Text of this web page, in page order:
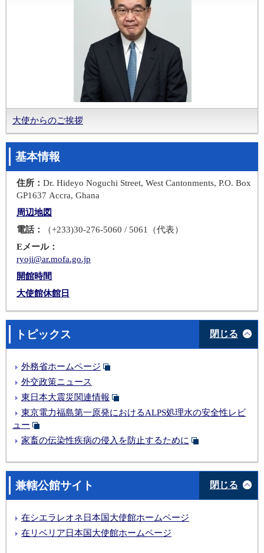
大使からのご挨拶
基本情報
住所： Dr. Hideyo Noguchi Street, West Cantonments, P.O. Box
GP1637 Accra, Ghana
周辺地図
電話：
（+233)30-276-5060 / 5061（代表）
Eメール：
ryoji@ar.mofa.go.jp
開館時間
大使館休館日
トピックス 閉じる
外務省ホームページ
外交政策ニュース
東日本大震災関連情報
東京電力福島第一原発におけるALPS処理水の安全性レビ
ュー
家畜の伝染性疾病の侵入を防止するために
兼轄公館サイト 閉じる
在シエラレオネ日本国大使館ホームページ
在リベリア日本国大使館ホームページ